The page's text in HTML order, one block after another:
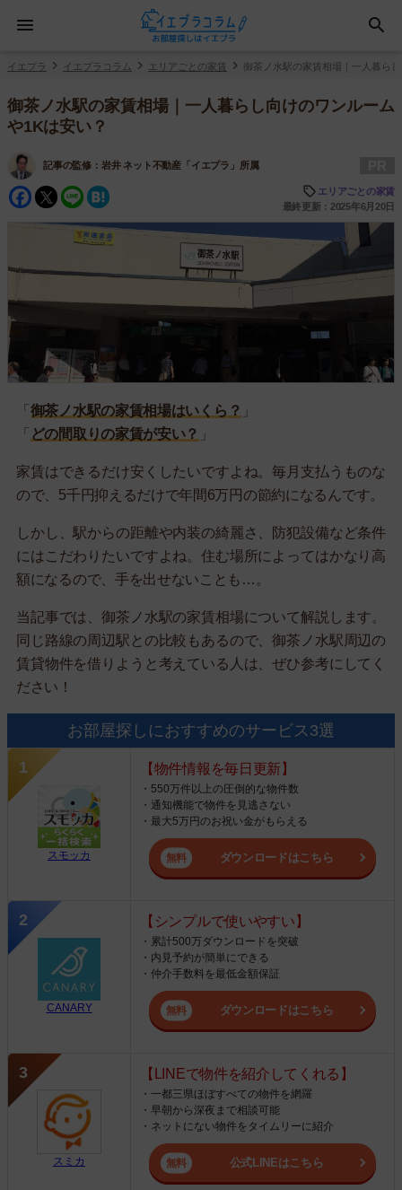
イエプラ イエプラコラム エリアごとの家賃 御茶ノ水駅の家賃相場｜一人暮ら
御茶ノ水駅の家賃相場｜一人暮らし向けのワンルーム
や1Kは安い？
記事の監修： 岩井 ネット不動産「イエプラ」所属
Facebook
Twitter
Line
エリアごとの家賃
最終更新：2025年6月20日
「 御茶ノ水駅の家賃相場はいくら？ 」
「 どの間取りの家賃が安い？ 」
家賃はできるだけ安くしたいですよね。毎月支払うものな
ので、5千円抑えるだけで年間6万円の節約になるんです。
しかし、駅からの距離や内装の綺麗さ、防犯設備など条件
にはこだわりたいですよね。住む場所によってはかなり高
額になるので、手を出せないことも…。
当記事では、御茶ノ水駅の家賃相場について解説します。
同じ路線の周辺駅との比較もあるので、御茶ノ水駅周辺の
賃貸物件を借りようと考えている人は、ぜひ参考にしてく
ださい！
お部屋探しにおすすめのサービス3選
スモッカ
【物件情報を毎日更新】
・550万件以上の圧倒的な物件数
・通知機能で物件を見逃さない
・最大5万円のお祝い金がもらえる
ダウンロードはこちら
CANARY
【シンプルで使いやすい】
・累計500万ダウンロードを突破
・内見予約が簡単にできる
・仲介手数料を最低金額保証
ダウンロードはこちら
スミカ
【LINEで物件を紹介してくれる】
・一都三県ほぼすべての物件を網羅
・早朝から深夜まで相談可能
・ネットにない物件をタイムリーに紹介
公式LINEはこちら